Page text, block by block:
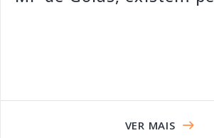
VER MAIS